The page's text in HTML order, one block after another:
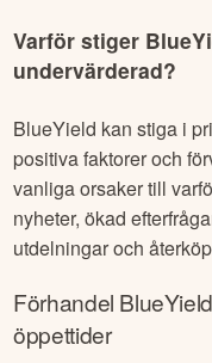
Varför stiger
undervärderad?
BlueYield kan stiga i
positiva faktorer och
vanliga orsaker till
nyheter, ökad
utdelningar och
Förhandel BlueYield
öppettider